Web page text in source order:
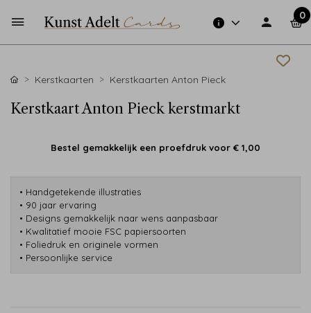
0
Kerstkaarten Kerstkaarten Anton Pieck
Kerstkaart Anton Pieck kerstmarkt
Bestel gemakkelijk een proefdruk voor € 1,00
• Handgetekende illustraties
• 90 jaar ervaring
• Designs gemakkelijk naar wens aanpasbaar
• Kwalitatief mooie FSC papiersoorten
• Foliedruk en originele vormen
• Persoonlijke service